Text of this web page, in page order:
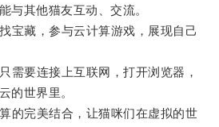
与其他猫友互动、交流。
藏，参与云计算游戏，展现自己
要连接上互联网，打开浏览器，
的世界里。
完美结合，让猫咪们在虚拟的世